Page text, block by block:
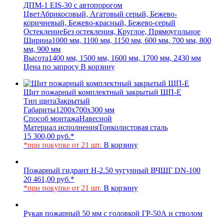
ДПМ-1 EIS-30 с автопорогом
ЦветАбрикосовый, Агатовый серый, Бежево-
коричневый, Бежево-красный, Бежево-серый
ОстеклениеБез остекления, Круглое, Прямоугольное
Ширина1000 мм, 1100 мм, 1150 мм, 600 мм, 700 мм, 800
мм, 900 мм
Высота1400 мм, 1500 мм, 1600 мм, 1700 мм, 2430 мм
Цена по запросу В корзину
Щит пожарный комплектный закрытый ЩП-Е
Тип щитаЗакрытый
Габариты1200x700x300 мм
Способ монтажаНавесной
Материал исполненияТонколистовая сталь
15 300,00 руб.*
*при покупке от 21 шт. В корзину
Пожарный гидрант Н-2.50 чугунный ВЧШГ DN-100
20 461,00 руб.*
*при покупке от 21 шт. В корзину
Рукав пожарный 50 мм с головкой ГР-50А и стволом